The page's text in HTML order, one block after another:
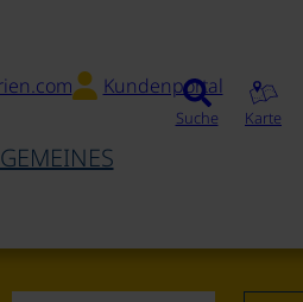
Kundenportal
Suche Karte